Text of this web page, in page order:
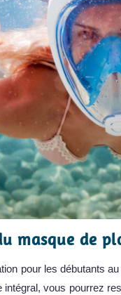
masque de
pour les débutants
intégral, vous pourrez